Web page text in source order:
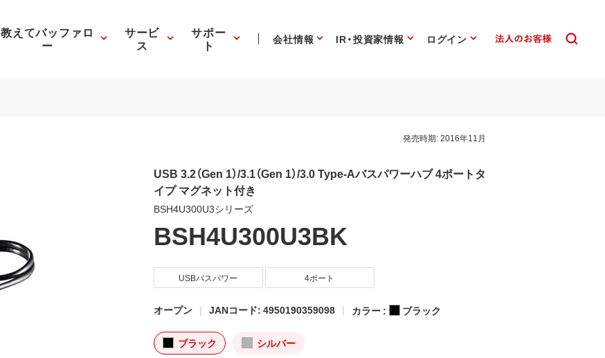
教えてバッファロ
ー
サービ
ス
サポー
ト 会社情報 IR・投資家情報 ログイン
発売時期:2016年11月
USB 3.2（Gen 1）/3.1（Gen 1）/3.0 Type-Aバスパワーハブ 4ポートタ
イプ マグネット付き
BSH4U300U3シリーズ
BSH4U300U3BK
USBバスパワー 4ポート
オープン JANコード: 4950190359098 カラー : ブラック
ブラック シルバー